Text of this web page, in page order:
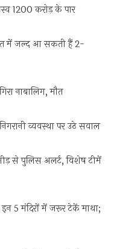
1200 करोड़ के पार
में जल्द आ सकती हैं 2-
नाबालिग, मौत
व्यवस्था पर उठे सवाल
से पुलिस अलर्ट, विशेष टीमें
5 मंदिरों में जरूर टेकें माथा;